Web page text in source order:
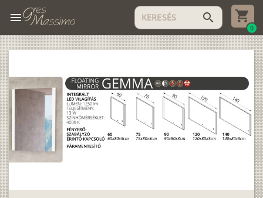
menu search
0